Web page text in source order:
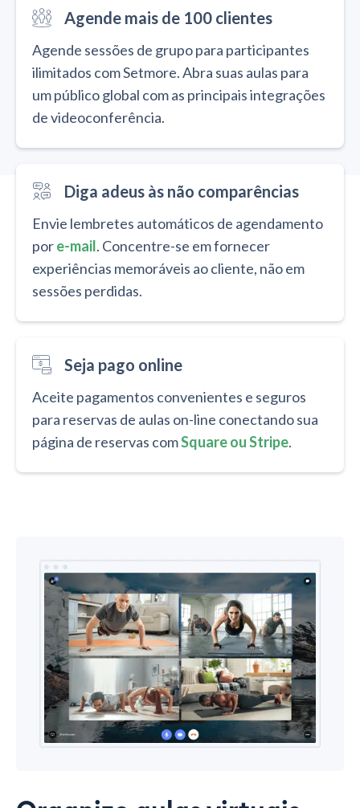
Agende mais de 100 clientes
Agende sessões de grupo para participantes
ilimitados com Setmore. Abra suas aulas para
um público global com as principais integrações
de videoconferência.
Diga adeus às não comparências
Envie lembretes automáticos de agendamento
pore-mail. Concentre-se em fornecer
experiências memoráveis ao cliente, não em
sessões perdidas.
Seja pago online
Aceite pagamentos convenientes e seguros
para reservas de aulas on-line conectando sua
página de reservas comSquareouStripe.